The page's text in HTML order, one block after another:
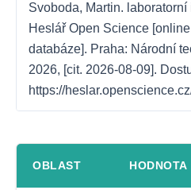
Svoboda, Martin. laboratorní
Heslář Open Science
databáze]. Praha: Národní
2026, [cit. 2026-08-09].
https://
OBLAST HODNOTA